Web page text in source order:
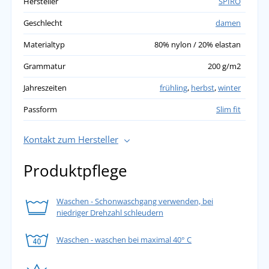
Geschlecht
damen
Materialtyp
80% nylon / 20% elastan
Grammatur
200 g/m2
Jahreszeiten
frühling, herbst,winter
Passform
Slim fit
Kontakt zum Hersteller
Produktpflege
Waschen - Schonwaschgang verwenden, bei
niedriger Drehzahl schleudern
Waschen - waschen bei maximal 40° C